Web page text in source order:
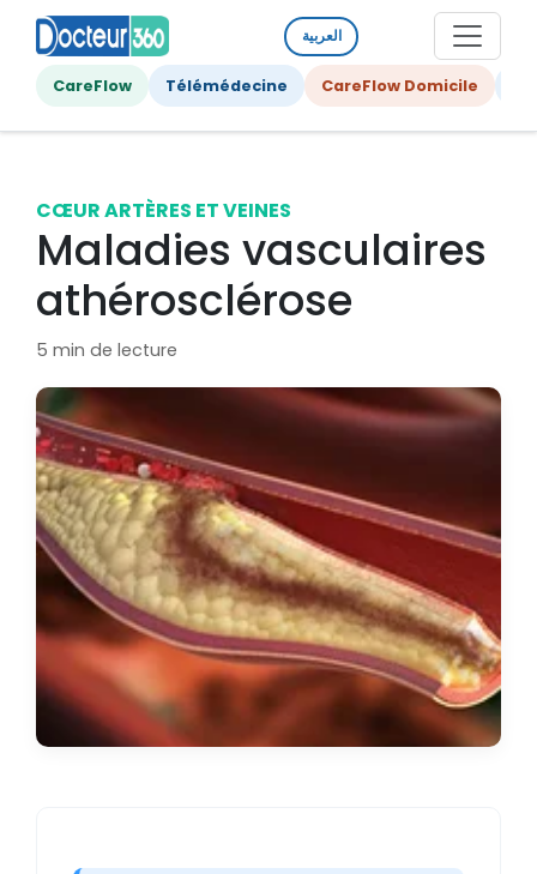
العربية
CareFlow Télémédecine CareFlow Domicile
CŒUR ARTÈRES ET VEINES
Maladies vasculaires
athérosclérose
5 min de lecture